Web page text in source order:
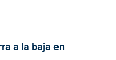
a la baja en